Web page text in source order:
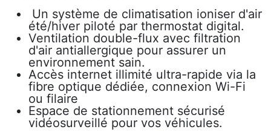
Un système de climatisation ioniser d'air
été/hiver piloté par thermostat digital.
Ventilation double-flux avec filtration
d'air antiallergique pour assurer un
environnement sain.
Accès internet illimité ultra-rapide via la
fibre optique dédiée, connexion Wi-Fi
ou filaire
Espace de stationnement sécurisé
vidéosurveillé pour vos véhicules.